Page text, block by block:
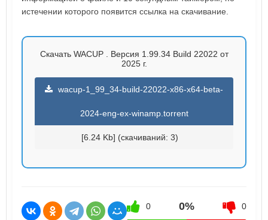
истечении которого появится ссылка на скачивание.
Скачать WACUP . Версия 1.99.34 Build 22022 от
2025 г.
wacup-1_99_34-build-22022-x86-x64-beta-
2024-eng-ex-winamp.torrent
[6.24 Kb] (cкачиваний: 3)
0 0% 0